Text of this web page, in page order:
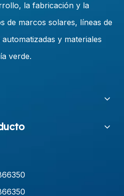
la fabricación y la
de marcos solares, líneas de
y materiales
verde.